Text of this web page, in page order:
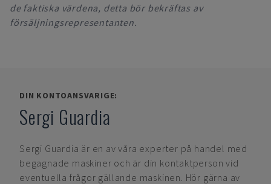
de faktiska värdena, detta bör bekräftas av
försäljningsrepresentanten.
DIN KONTOANSVARIGE:
Sergi Guardia
Sergi Guardia är en av våra experter på handel med
begagnade maskiner och är din kontaktperson vid
eventuella frågor gällande maskinen. Hör gärna av